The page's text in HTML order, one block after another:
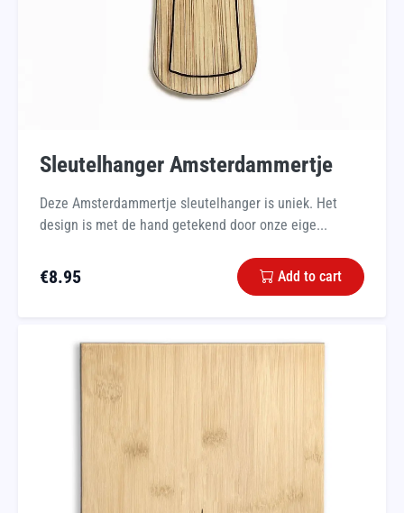
Sleutelhanger Amsterdammertje
Deze Amsterdammertje sleutelhanger is uniek. Het
design is met de hand getekend door onze eige...
€8.95 Add to cart